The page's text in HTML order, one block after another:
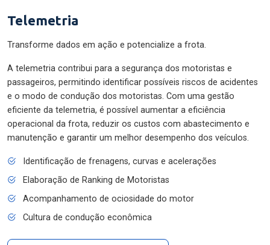
Telemetria
Transforme dados em ação e potencialize a frota.
A telemetria contribui para a segurança dos motoristas e
passageiros, permitindo identificar possíveis riscos de acidentes
e o modo de condução dos motoristas. Com uma gestão
eficiente da telemetria, é possível aumentar a eficiência
operacional da frota, reduzir os custos com abastecimento e
manutenção e garantir um melhor desempenho dos veículos.
Identificação de frenagens, curvas e acelerações
Elaboração de Ranking de Motoristas
Acompanhamento de ociosidade do motor
Cultura de condução econômica